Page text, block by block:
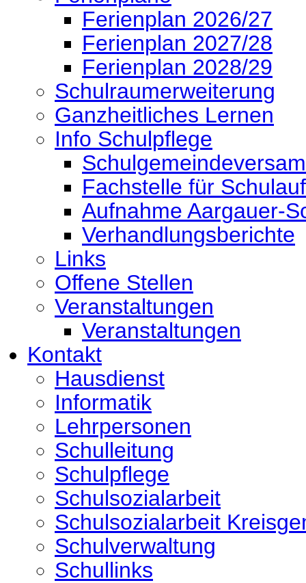
Ferienplan 2026/27
Ferienplan 2027/28
Ferienplan 2028/29
Schulraumerweiterung
Ganzheitliches Lernen
Info Schulpflege
Fachstelle für
Aufnahme Aargauer-
Verhandlungsberichte
Links
Offene Stellen
Veranstaltungen
Veranstaltungen
Kontakt
Hausdienst
Informatik
Lehrpersonen
Schulleitung
Schulpflege
Schulsozialarbeit
Schulsozialarbeit
Schulverwaltung
Schullinks